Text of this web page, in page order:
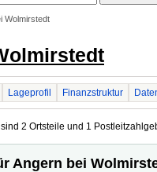
Wolmirstedt
Lageprofil Finanzstruktur
2 Ortsteile und 1
Angern bei